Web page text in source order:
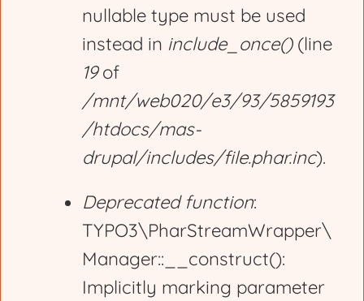
nullable type must be used
instead in include_once()(line
19of
/mnt/web020/e3/93/5859193
/htdocs/mas-
drupal/includes/file.phar.inc).
Deprecated function:
TYPO3\PharStreamWrapper\
Manager::__construct():
Implicitly marking parameter